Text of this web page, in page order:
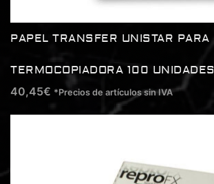
PAPEL TRANSFER UNISTAR PARA
TERMOCOPIADORA 100 UNIDADES
40,45€ *Precios de artículos sin IVA